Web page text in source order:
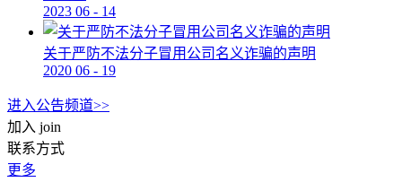
2023 06 - 14
关于严防不法分子冒用公司名义诈骗的声明
2020 06 - 19
进入公告频道>>
加入 join
联系方式
更多